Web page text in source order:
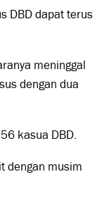
DBD dapat terus
meninggal
dengan dua
kasua DBD.
dengan musim